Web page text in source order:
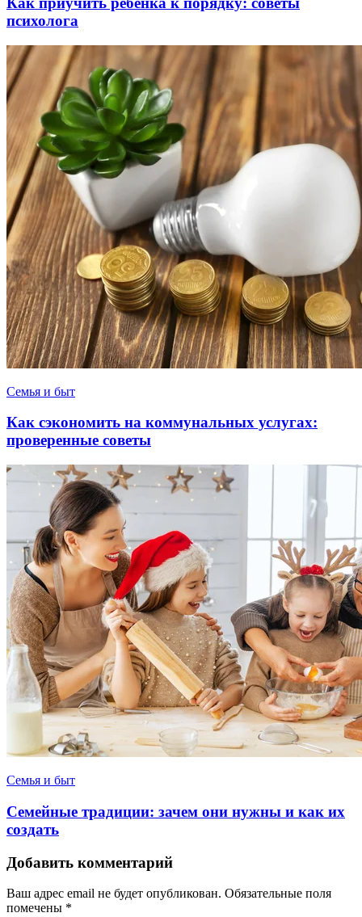
психолога
Семья и быт
Как сэкономить на коммунальных услугах:
проверенные советы
Семья и быт
Семейные традиции: зачем они нужны и как их
создать
Добавить комментарий
Ваш адрес email не будет опубликован. Обязательные поля
помечены *